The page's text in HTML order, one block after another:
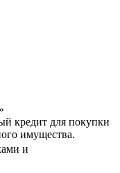
кредит для покупки
имущества.
и